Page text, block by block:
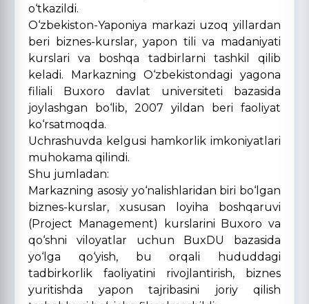
o‘tkazildi.
O‘zbekiston-Yaponiya markazi uzoq yillardan
beri biznes-kurslar, yapon tili va madaniyati
kurslari va boshqa tadbirlarni tashkil qilib
keladi. Markazning O‘zbekistondagi yagona
filiali Buxoro davlat universiteti bazasida
joylashgan bo‘lib, 2007 yildan beri faoliyat
ko‘rsatmoqda.
Uchrashuvda kelgusi hamkorlik imkoniyatlari
muhokama qilindi.
Shu jumladan:
Markazning asosiy yo‘nalishlaridan biri bo‘lgan
biznes-kurslar, xususan loyiha boshqaruvi
(Project Management) kurslarini Buxoro va
qo‘shni viloyatlar uchun BuxDU bazasida
yo‘lga qo‘yish, bu orqali hududdagi
tadbirkorlik faoliyatini rivojlantirish, biznes
yuritishda yapon tajribasini joriy qilish